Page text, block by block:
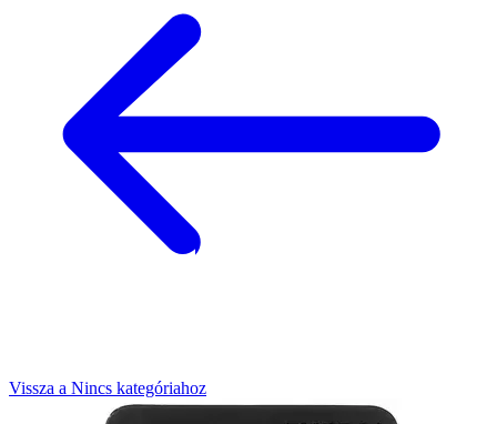
Vissza a Nincs kategóriahoz